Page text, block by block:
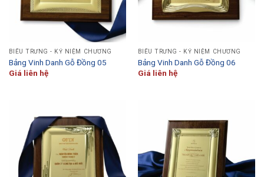
BIỂU TRƯNG - KỶ NIỆM CHƯƠNG
Bảng Vinh Danh Gỗ Đồng 05
Giá liên hệ
BIỂU TRƯNG - KỶ NIỆM CHƯƠNG
Bảng Vinh Danh Gỗ Đồng 06
Giá liên hệ